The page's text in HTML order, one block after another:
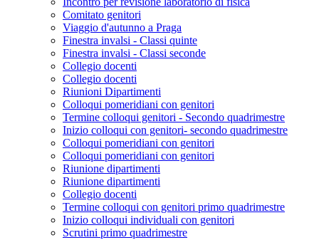
Comitato genitori
Viaggio d'autunno a Praga
Finestra invalsi - Classi quinte
Finestra invalsi - Classi seconde
Collegio docenti
Collegio docenti
Riunioni Dipartimenti
Colloqui pomeridiani con genitori
Termine colloqui genitori - Secondo quadrimestre
Inizio colloqui con genitori- secondo quadrimestre
Colloqui pomeridiani con genitori
Colloqui pomeridiani con genitori
Riunione dipartimenti
Riunione dipartimenti
Collegio docenti
Termine colloqui con genitori primo quadrimestre
Inizio colloqui individuali con genitori
Scrutini primo quadrimestre